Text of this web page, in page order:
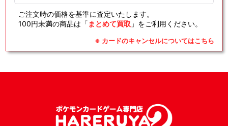
ご注文時の価格を基準に査定いたします。
100円未満の商品は「 まとめて買取 」をご利用ください。
※ カードのキャンセルについてはこちら